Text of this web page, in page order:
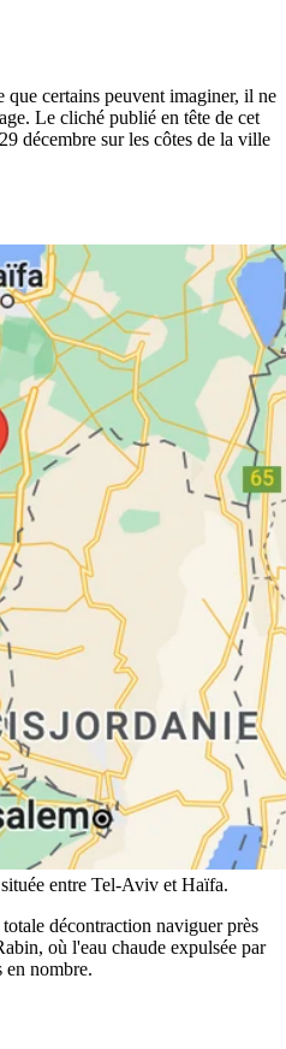
certains peuvent imaginer, il ne
Le cliché publié en tête de cet
décembre sur les côtes de la ville
entre Tel-Aviv et Haïfa.
décontraction naviguer près
où l'eau chaude expulsée par
en nombre.